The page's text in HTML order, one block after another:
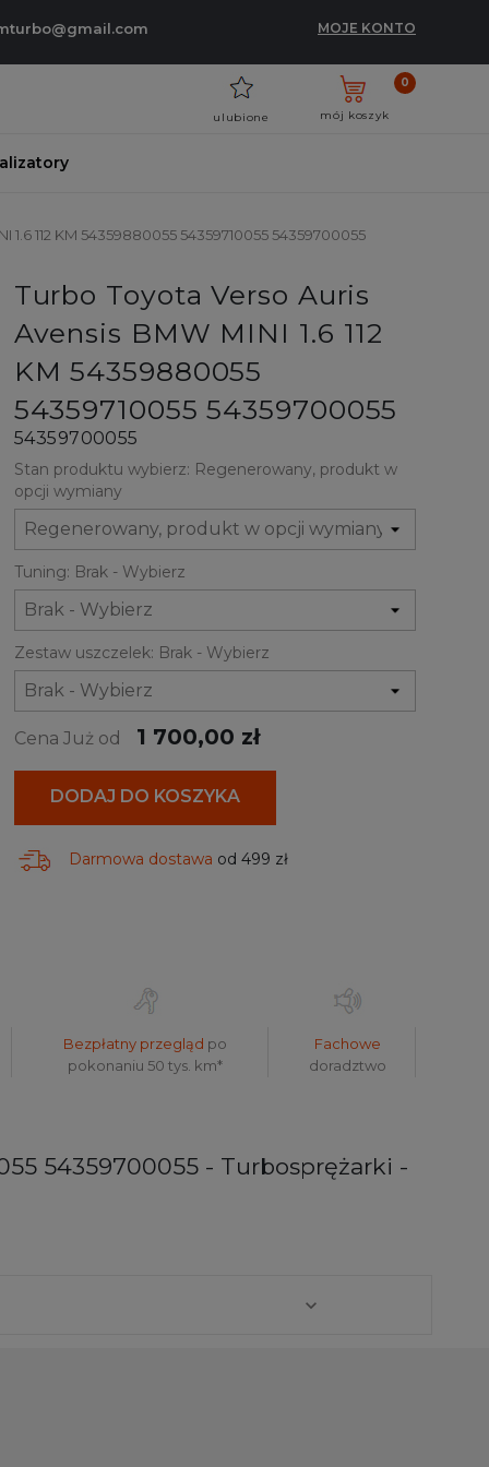
MOJE KONTO
mój koszyk
0
ulubione
112 KM 54359880055 54359710055 54359700055
Turbo Toyota Verso Auris
Avensis BMW MINI 1.6 112
KM 54359880055
54359710055 54359700055
54359700055
Stan produktu wybierz: Regenerowany, produkt w
opcji wymiany
Tuning: Brak - Wybierz
Zestaw uszczelek: Brak - Wybierz
Cena Już od 1 700,00 zł
DODAJ DO KOSZYKA
Darmowa dostawa od 499 zł
Bezpłatny przegląd po
pokonaniu 50 tys. km*
Fachowe
doradztwo
54359700055 - Turbosprężarki -